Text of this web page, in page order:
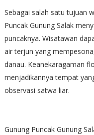
Sebagai salah satu tujuan
Puncak Gunung Salak
puncaknya. Wisatawan
air terjun yang
danau. Keanekaragaman
menjadikannya tempat
observasi satwa liar.
Gunung Puncak Gunung